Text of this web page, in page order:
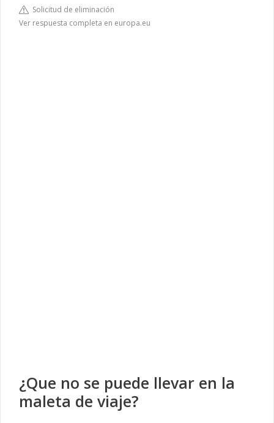
Solicitud de eliminación
Ver respuesta completa en europa.eu
¿Que no se puede llevar en la
maleta de viaje?